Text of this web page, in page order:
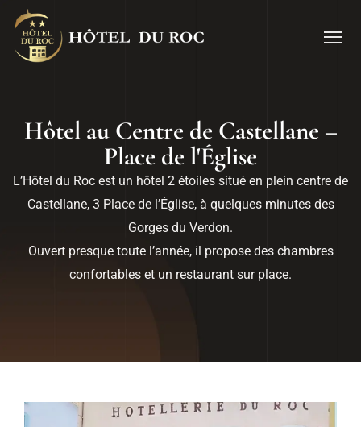
Hôtel au Centre de Castellane –
Place de l'Église
L’Hôtel du Roc est un hôtel 2 étoiles situé en plein centre de
Castellane, 3 Place de l’Église, à quelques minutes des
Gorges du Verdon.
Ouvert presque toute l’année, il propose des chambres
confortables et un restaurant sur place.